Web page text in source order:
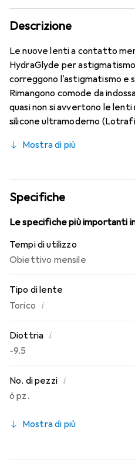
Descrizione
Le nuove lenti a contatto
HydraGlyde per
correggono l'astigmatismo e
Rimangono comode da
quasi non si avvertono le
silicone ultramoderno
HydraGlyde Moisture Matrix
indossabilità che conosci.
per tutto il giorno con le lenti
Mostra di più
Specifiche
Le specifiche più importanti
Tempi di utilizzo
Obiettivo mensile
Tipo di lente
Torico i
Diottria i
-9.5
No. di pezzi i
6 pz.
Mostra di più